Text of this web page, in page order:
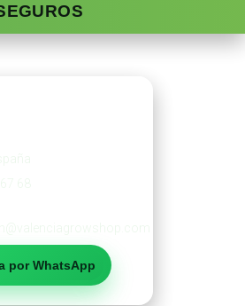
por WhatsApp